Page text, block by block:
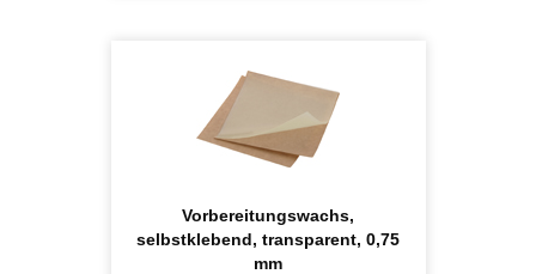
Vorbereitungswachs,
selbstklebend, transparent, 0,75
mm